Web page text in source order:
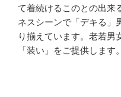
て着続けるこのとの出来
ネスシーンで「デキる」
り揃えています。老若男
「装い」をご提供します。